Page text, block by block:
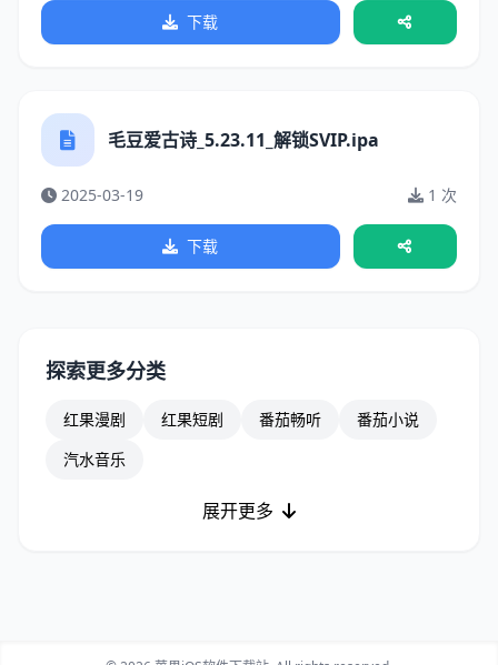
下载
毛豆爱古诗_5.23.11_解锁SVIP.ipa
2025-03-19 1 次
下载
探索更多分类
红果漫剧 红果短剧 番茄畅听
番茄小说
汽水音乐
展开更多